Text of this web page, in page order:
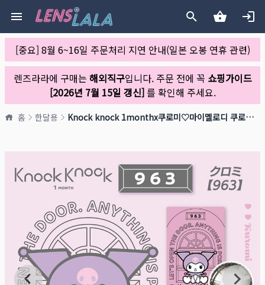
[중요] 8월 6~16일 주문처리 지연 안내(일본 오봉 연휴 관련)
렌즈라라에 구매는 해외직구입니다. 주문 전에 꼭 쇼핑가이드
[2026년 7월 15일 갱신]를 확인해 주세요.
홈 한달용 Knock knock 1monthx쿠로미♡마이멜로디 쿠로미 [963](1박스 2개들이)